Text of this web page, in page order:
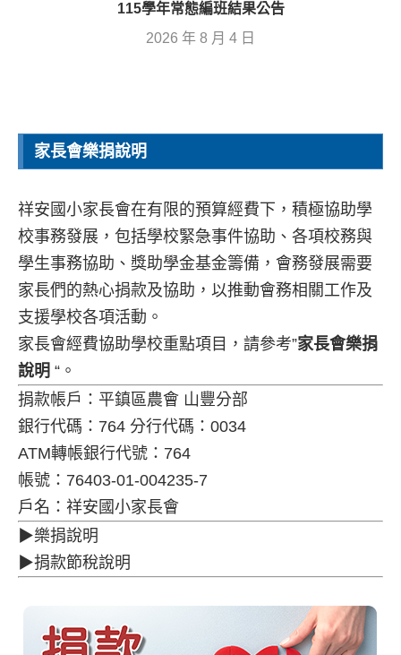
115學年常態編班結果公告
2026 年 8 月 4 日
家長會樂捐說明
祥安國小家長會在有限的預算經費下，積極協助學
校事務發展，包括學校緊急事件協助、各項校務與
學生事務協助、獎助學金基金籌備，會務發展需要
家長們的熱心捐款及協助，以推動會務相關工作及
支援學校各項活動。
家長會經費協助學校重點項目，請參考”家長會樂捐
說明 “。
捐款帳戶：平鎮區農會 山豐分部
銀行代碼：764 分行代碼：0034
ATM轉帳銀行代號：764
帳號：76403-01-004235-7
戶名：祥安國小家長會
▶樂捐說明
▶捐款節稅說明